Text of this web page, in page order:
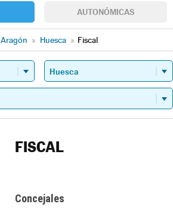
AUTONÓMICAS
Aragón » Huesca » Fiscal
FISCAL
Concejales